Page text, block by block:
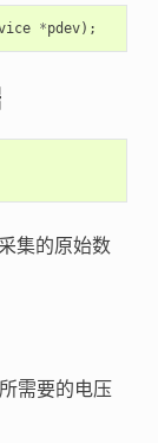
*pdev);
集的原始数
需要的电压